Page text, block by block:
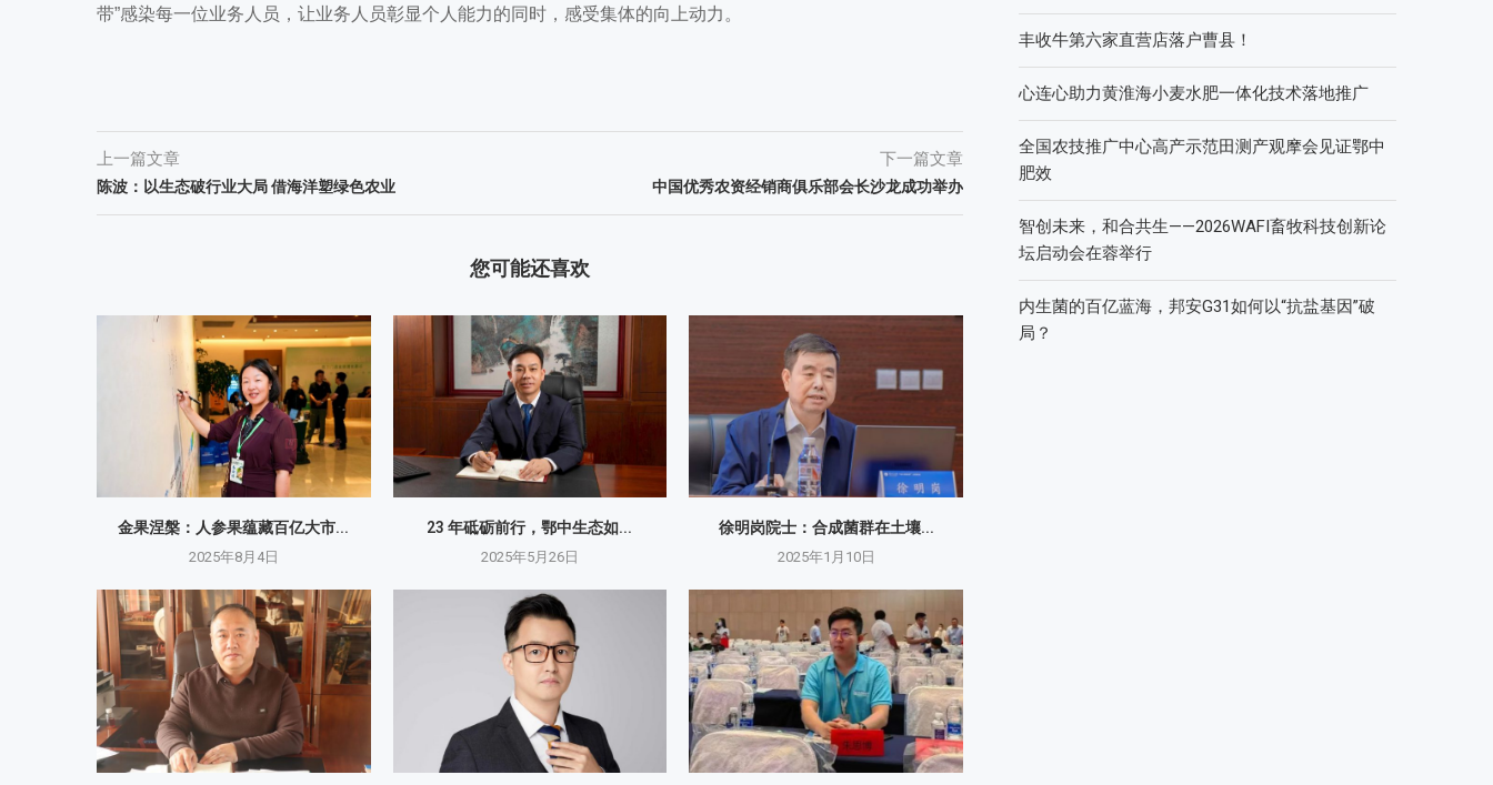
带”感染每一位业务人员，让业务人员彰显个人能力的同时，感受集体的向上动力。
上一篇文章
陈波：以生态破行业大局 借海洋塑绿色农业
下一篇文章
中国优秀农资经销商俱乐部会长沙龙成功举办
您可能还喜欢
金果涅槃：人参果蕴藏百亿大市...
2025年8月4日
23 年砥砺前行，鄂中生态如...
2025年5月26日
徐明岗院士：​合成菌群在土壤...
2025年1月10日
丰收牛第六家直营店落户曹县！
心连心助力黄淮海小麦水肥一体化技术落地推广
全国农技推广中心高产示范田测产观摩会见证鄂中
肥效
智创未来，和合共生——2026WAFI畜牧科技创新论
坛启动会在蓉举行
内生菌的百亿蓝海，邦安G31如何以“抗盐基因”破
局？